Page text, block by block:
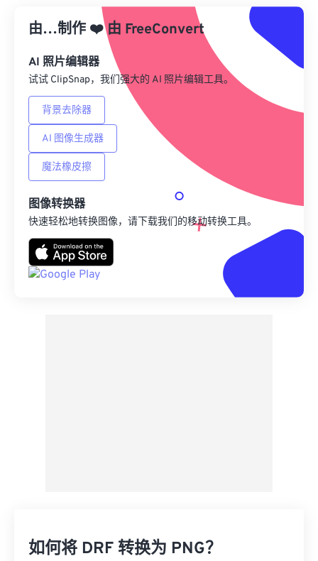
从预设应用
另存为预设
由…制作 ❤️由 FreeConvert
AI 照片编辑器
试试 ClipSnap，我们强大的 AI 照片编辑工具。
背景去除器
AI 图像生成器
魔法橡皮擦
图像转换器
快速轻松地转换图像，请下载我们的移动转换工具。
如何将 DRF 转换为 PNG？